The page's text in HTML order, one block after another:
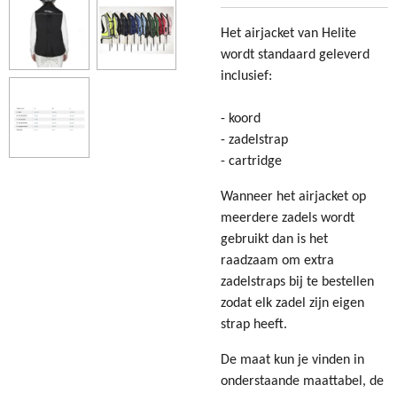
Het airjacket van Helite
wordt standaard geleverd
inclusief:
- koord
- zadelstrap
- cartridge
Wanneer het airjacket op
meerdere zadels wordt
gebruikt dan is het
raadzaam om extra
zadelstraps bij te bestellen
zodat elk zadel zijn eigen
strap heeft.
De maat kun je vinden in
onderstaande maattabel, de